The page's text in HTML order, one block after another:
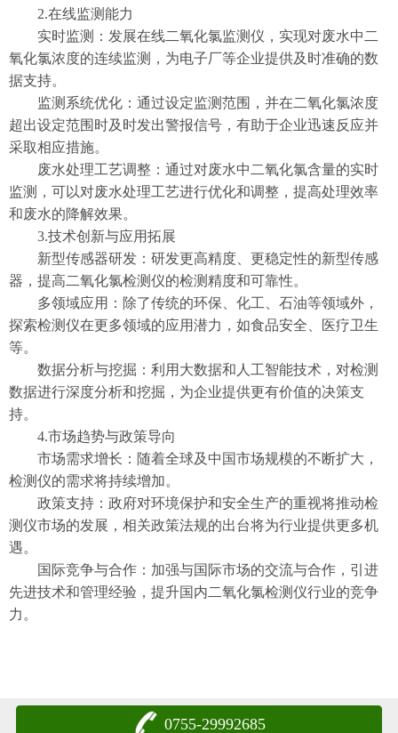
2.在线监测能力
实时监测：发展在线二氧化氯监测仪，实现对废水中二
氧化氯浓度的连续监测，为电子厂等企业提供及时准确的数
据支持。
监测系统优化：通过设定监测范围，并在二氧化氯浓度
超出设定范围时及时发出警报信号，有助于企业迅速反应并
采取相应措施。
废水处理工艺调整：通过对废水中二氧化氯含量的实时
监测，可以对废水处理工艺进行优化和调整，提高处理效率
和废水的降解效果。
3.技术创新与应用拓展
新型传感器研发：研发更高精度、更稳定性的新型传感
器，提高二氧化氯检测仪的检测精度和可靠性。
多领域应用：除了传统的环保、化工、石油等领域外，
探索检测仪在更多领域的应用潜力，如食品安全、医疗卫生
等。
数据分析与挖掘：利用大数据和人工智能技术，对检测
数据进行深度分析和挖掘，为企业提供更有价值的决策支
持。
4.市场趋势与政策导向
市场需求增长：随着全球及中国市场规模的不断扩大，
检测仪的需求将持续增加。
政策支持：政府对环境保护和安全生产的重视将推动检
测仪市场的发展，相关政策法规的出台将为行业提供更多机
遇。
国际竞争与合作：加强与国际市场的交流与合作，引进
先进技术和管理经验，提升国内二氧化氯检测仪行业的竞争
力。
0755-29992685